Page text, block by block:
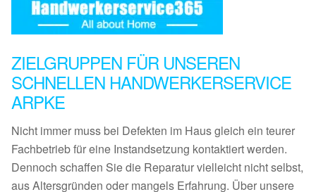
ZIELGRUPPEN FÜR UNSEREN
SCHNELLEN HANDWERKERSERVICE
ARPKE
Nicht immer muss bei Defekten im Haus gleich ein teurer
Fachbetrieb für eine Instandsetzung kontaktiert werden.
Dennoch schaffen Sie die Reparatur vielleicht nicht selbst,
aus Altersgründen oder mangels Erfahrung. Über unsere